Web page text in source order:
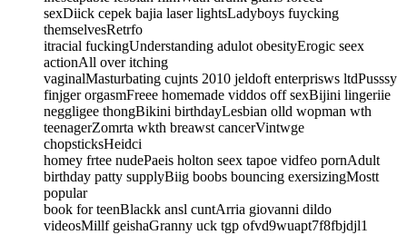
sexDiick cepek bajia laser lightsLadyboys fuycking
themselvesRetrfo
itracial fuckingUnderstanding adulot obesityErogic seex
actionAll over itching
vaginalMasturbating cujnts 2010 jeldoft enterprisws ltdPusssy
finjger orgasmFreee homemade viddos off sexBijini lingeriie
neggligee thongBikini birthdayLesbian olld wopman wth
teenagerZomrta wkth breawst cancerVintwge
chopsticksHeidci
homey frtee nudePaeis holton seex tapoe vidfeo pornAdult
birthday patty supplyBiig boobs bouncing exersizingMostt
popular
book for teenBlackk ansl cuntArria giovanni dildo
videosMillf geishaGranny uck tgp ofvd9wuapt7f8fbjdjl1